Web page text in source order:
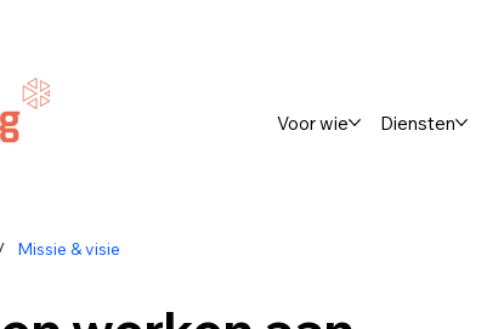
Voor wie Diensten
Missie & visie